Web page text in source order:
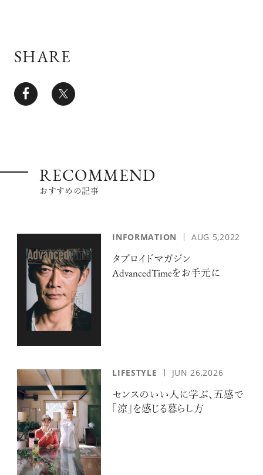
SHARE
RECOMMEND
おすすめの記事
INFORMATION AUG 5,2022
タブロイドマガジン
AdvancedTimeをお手元に
LIFESTYLE JUN 26,2026
センスのいい人に学ぶ、五感で
「涼」を感じる暮らし方